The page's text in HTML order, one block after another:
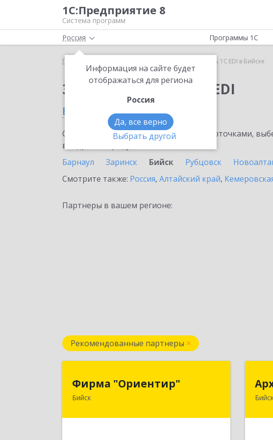
1С:Предприятие 8
Система программ
Россия
Информация на сайте будет
отображаться для региона
Россия
Да, все верно
Выбрать другой
Программы 1С
Главная Модуль 1C:EDI в Бийске
Заказать Модуль 1C:EDI
в Бийске
Ознакомьтесь с информационными карточками,
внедрение продукта.
Барнаул
Заринск Бийск Рубцовск
Смотрите также: Россия, Алтайский край,
Партнеры в вашем регионе:
Рекомендованные партнеры
Фирма "Ориентир"
Бийск Бийск